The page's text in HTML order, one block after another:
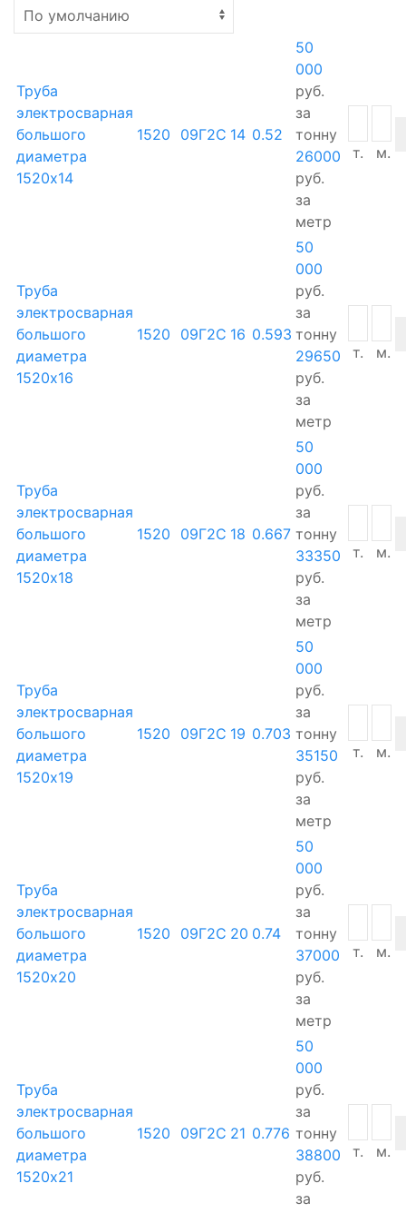
Труба
электросварная
большого
диаметра
1520х14
1520 09Г2С 14 0.52
50
000
руб.
за
тонну
26000
руб.
за
метр
т. м.
Труба
электросварная
большого
диаметра
1520х16
1520 09Г2С 16 0.593
50
000
руб.
за
тонну
29650
руб.
за
метр
т. м.
Труба
электросварная
большого
диаметра
1520х18
1520 09Г2С 18 0.667
50
000
руб.
за
тонну
33350
руб.
за
метр
т. м.
Труба
электросварная
большого
диаметра
1520х19
1520 09Г2С 19 0.703
50
000
руб.
за
тонну
35150
руб.
за
метр
т. м.
Труба
электросварная
большого
диаметра
1520х20
1520 09Г2С 20 0.74
50
000
руб.
за
тонну
37000
руб.
за
метр
т. м.
Труба
электросварная
большого
диаметра
1520х21
1520 09Г2С 21 0.776
50
000
руб.
за
тонну
38800
руб.
за
т. м.